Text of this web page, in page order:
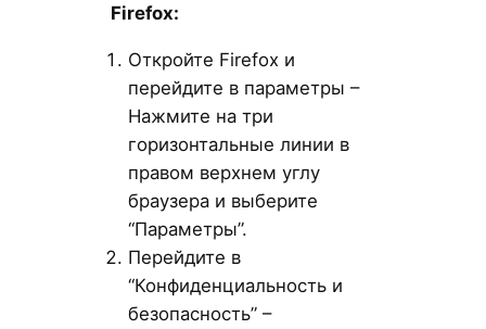
Firefox:
Откройте Firefox и
перейдите в параметры –
Нажмите на три
горизонтальные линии в
правом верхнем углу
браузера и выберите
“Параметры”.
Перейдите в
“Конфиденциальность и
безопасность” –